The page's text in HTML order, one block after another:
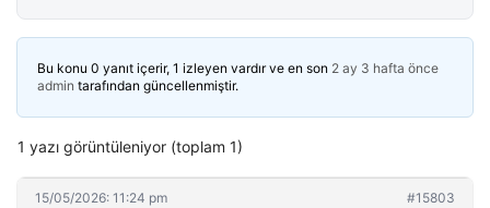
Bu konu 0 yanıt içerir, 1 izleyen vardır ve en son 2 ay 3 hafta önce
admin tarafından güncellenmiştir.
1 yazı görüntüleniyor (toplam 1)
15/05/2026: 11:24 pm #15803